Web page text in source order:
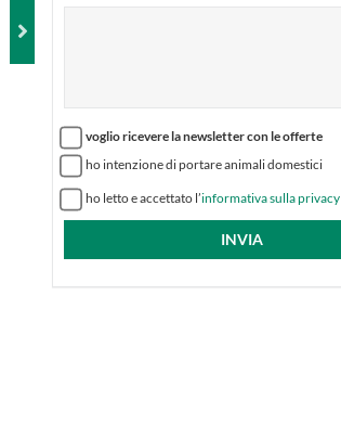
voglio ricevere la newsletter con le offerte
ho intenzione di portare animali domestici
ho letto e accettato l’informativa sulla privacy